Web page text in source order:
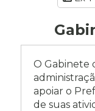
O Gabinete
apoiar o
de suas